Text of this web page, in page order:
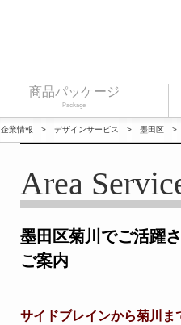
商品パッケージ
Package
企業情報 > デザインサービス > 墨田区 >
Area
墨田区菊川でご活躍
ご案内
サイドブレインから菊川ま